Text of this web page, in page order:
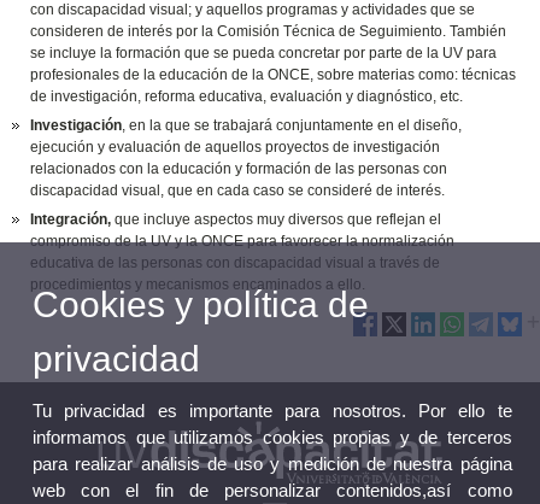
con discapacidad visual; y aquellos programas y actividades que se
consideren de interés por la Comisión Técnica de Seguimiento. También
se incluye la formación que se pueda concretar por parte de la UV para
profesionales de la educación de la ONCE, sobre materias como: técnicas
de investigación, reforma educativa, evaluación y diagnóstico, etc.
Investigación, en la que se trabajará conjuntamente en el diseño,
ejecución y evaluación de aquellos proyectos de investigación
relacionados con la educación y formación de las personas con
discapacidad visual, que en cada caso se consideré de interés.
Integración, que incluye aspectos muy diversos que reflejan el
compromiso de la UV y la ONCE para favorecer la normalización
educativa de las personas con discapacidad visual a través de
procedimientos y mecanismos encaminados a ello.
Cookies y política de
privacidad
Tu privacidad es importante para nosotros. Por ello te
informamos que utilizamos cookies propias y de terceros
para realizar análisis de uso y medición de nuestra página
web con el fin de personalizar contenidos,así como